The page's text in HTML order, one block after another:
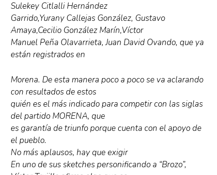
Sulekey Citlalli Hernández
Garrido,Yurany Callejas González, Gustavo
Amaya,Cecilio González Marín,Víctor
Manuel Peña Olavarrieta, Juan David Ovando, que ya
están registrados en
Morena. De esta manera poco a poco se va aclarando
con resultados de estos
quién es el más indicado para competir con las siglas
del partido MORENA, que
es garantía de triunfo porque cuenta con el apoyo de
el pueblo.
No más aplausos, hay que exigir
En uno de sus sketches personificando a “Brozo”,